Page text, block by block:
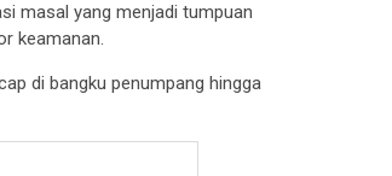
masal yang menjadi tumpuan
keamanan.
di bangku penumpang hingga